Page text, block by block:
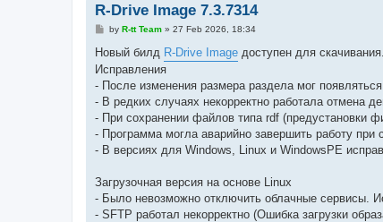
R-Drive Image 7.3.7314
P
s
by R-tt Team» 27 Feb 2026, 18:34
Новый билд R-Drive Image доступен для скачивания.
Исправления
- После изменения размера раздела мог
- В редких случаях некорректно работала отмена
- При сохранении файлов типа rdf (предустановки
- Программа могла аварийно завершить работу при
- В версиях для Windows, Linux и WindowsPE
Загрузочная версия на основе Linux
- Было невозможно отключить облачные сервисы.
- SFTP работал некорректно (Ошибка загрузки